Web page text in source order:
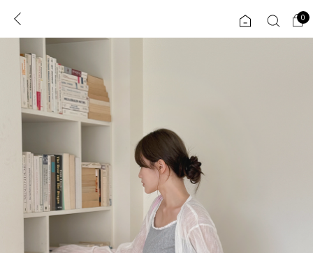
로그인 0
콘텐츠 리뷰 & 혜택
CATEGORY
도착보장⚡
인플루언서 pick!
ALL
익스클루시브
아우터
0